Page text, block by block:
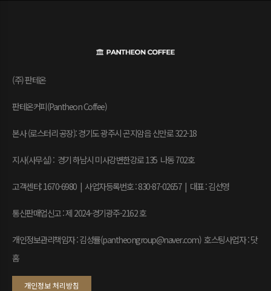
(주) 판테온
판테온커피(Pantheon Coffee)
본사 (로스터리 공장): 경기도 광주시 곤지암읍 신만로 322-18
지사(사무실) : 경기 하남시 미사강변한강로 135 나동 702호
고객센터: 1670-6980 | 사업자등록번호 : 830-87-02657 | 대표 : 김선영
통신판매업신고 : 제 2024-경기광주-2162 호
개인정보관리책임자 : 김성률(pantheongroup@naver.com) 호스팅사업자 : 닷
홈
개인정보 처리방침